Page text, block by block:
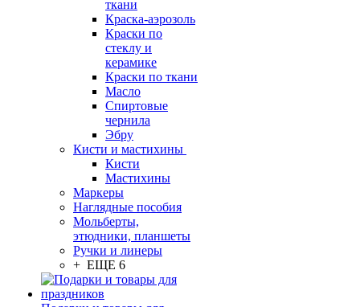
ткани
Краска-аэрозоль
Краски по
стеклу и
керамике
Краски по ткани
Масло
Спиртовые
чернила
Эбру
Кисти и мастихины
Кисти
Мастихины
Маркеры
Наглядные пособия
Мольберты,
этюдники, планшеты
Ручки и линеры
+ ЕЩЕ 6